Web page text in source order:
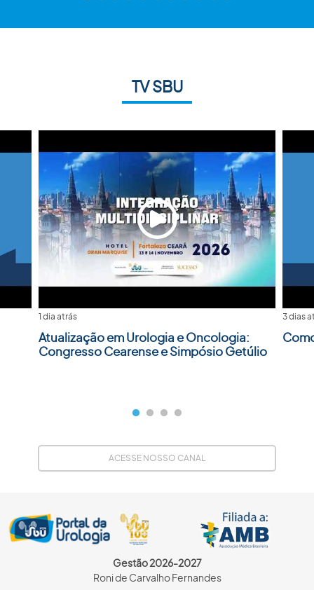
TV SBU
1 dia atrás
Atualização em Urologia e Oncologia:
Congresso Cearense e Simpósio Getúlio
3 dias
ACESSE NOSSO CANAL
Gestão 2026-2027
Roni de Carvalho Fernandes